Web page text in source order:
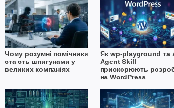
Чому розумні помічники
стають шпигунами у
великих компаніях
Як wp-playground та
Agent Skill
прискорюють
на WordPress